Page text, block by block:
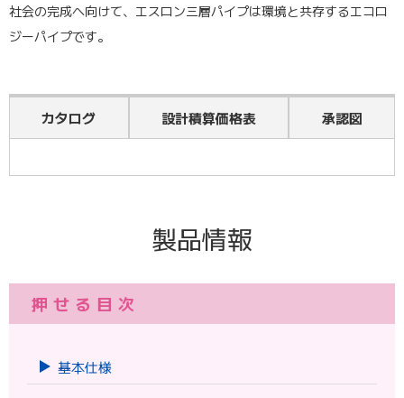
社会の完成へ向けて、エスロン三層パイプは環境と共存するエコロ
ジーパイプです。
カタログ 設計積算価格表 承認図
ブックマーク
マス総合カタログ
ダウンロードする
※「ダウンロードする」の上で右クリック⇒「リンクのアドレスをコ
ブックマーク
#表紙横-WEB版
製品情報
押せる目次
基本仕様